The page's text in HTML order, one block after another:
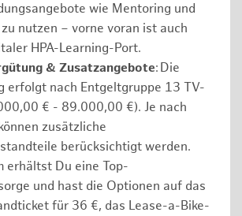
wie Mentoring und
nutzen – vorne voran ist auch
HPA-Learning-Port.
& Zusatzangebote: Die
erfolgt nach Entgeltgruppe 13 TV-
€ - 89.000,00 €). Je nach
zusätzliche
berücksichtigt werden.
erhältst Du eine Top-
und hast die Optionen auf das
für 36 €, das Lease-a-Bike-